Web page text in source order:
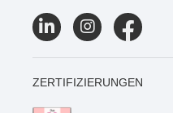
ZERTIFIZIERUNGEN